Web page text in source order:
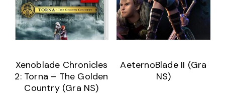
Xenoblade Chronicles
2: Torna – The Golden
Country (Gra NS)
AeternoBlade II (Gra
NS)